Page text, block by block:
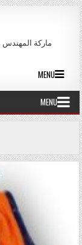
Skip to content
MENU
MENU